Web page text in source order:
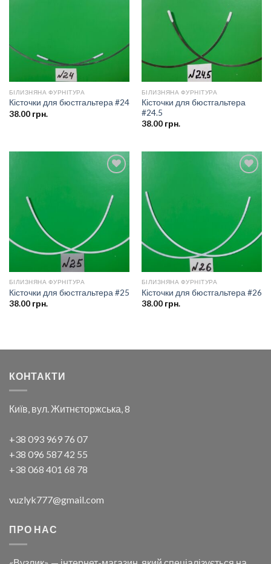
БІЛИЗНЯНА ФУРНІТУРА
Кісточки для бюстгальтера #24
38.00грн.
бажань
БІЛИЗНЯНА ФУРНІТУРА
Кісточки для бюстгальтера
#24.5
38.00грн.
списку
бажань
БІЛИЗНЯНА ФУРНІТУРА
Кісточки для бюстгальтера #25
38.00грн.
списку
бажань
БІЛИЗНЯНА ФУРНІТУРА
Кісточки для бюстгальтера #26
38.00грн.
КОНТАКТИ
Київ, вул. Житнєторжська, 8
+38 093 969 76 07
+38 096 587 42 55
+38 068 401 68 78
vuzlyk777@gmail.com
ПРО НАС